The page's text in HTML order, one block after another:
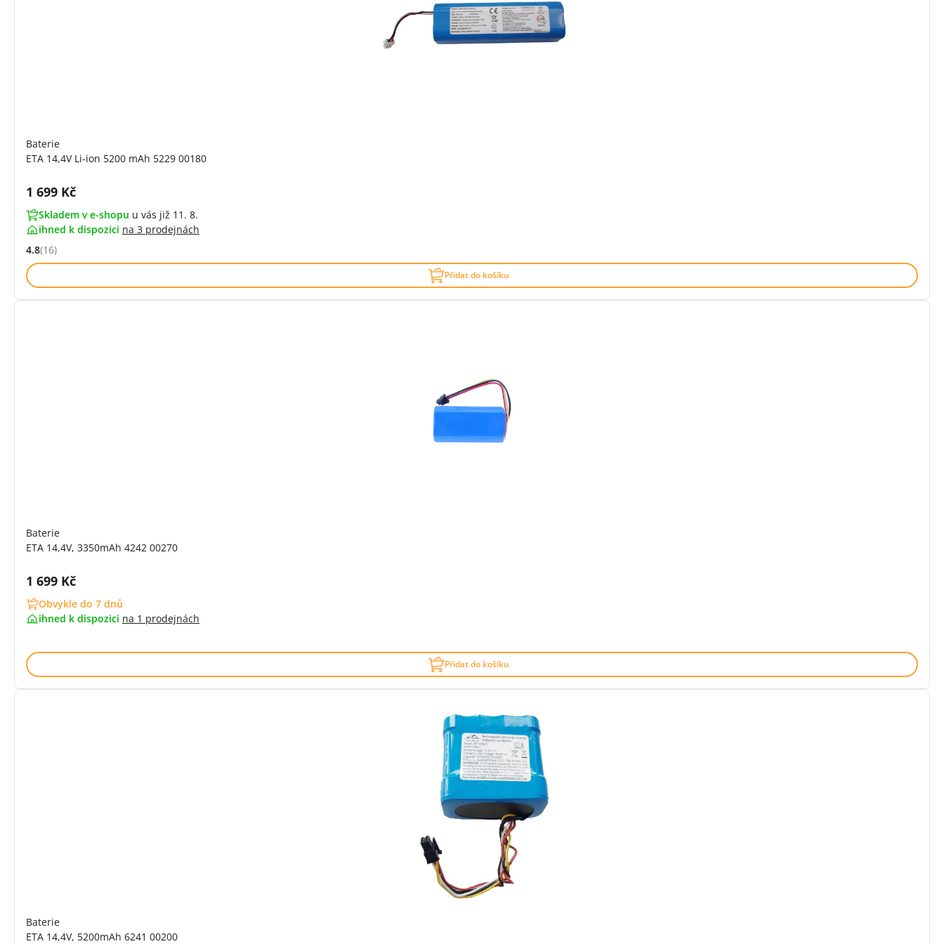
Baterie
ETA 14,4V Li-ion 5200 mAh 5229 00180
Cena s DPH:
1 699 Kč
Skladem v e-shopu u vás již 11. 8.
ihned k dispozici na 3 prodejnách
Hodnocení: 4.8 z 5 (16 recenzí)
4.8(16)
Přidat do košíku
Baterie
ETA 14,4V, 3350mAh 4242 00270
Cena s DPH:
1 699 Kč
Obvykle do 7 dnů
ihned k dispozici na 1 prodejnách
Přidat do košíku
Baterie
ETA 14,4V, 5200mAh 6241 00200